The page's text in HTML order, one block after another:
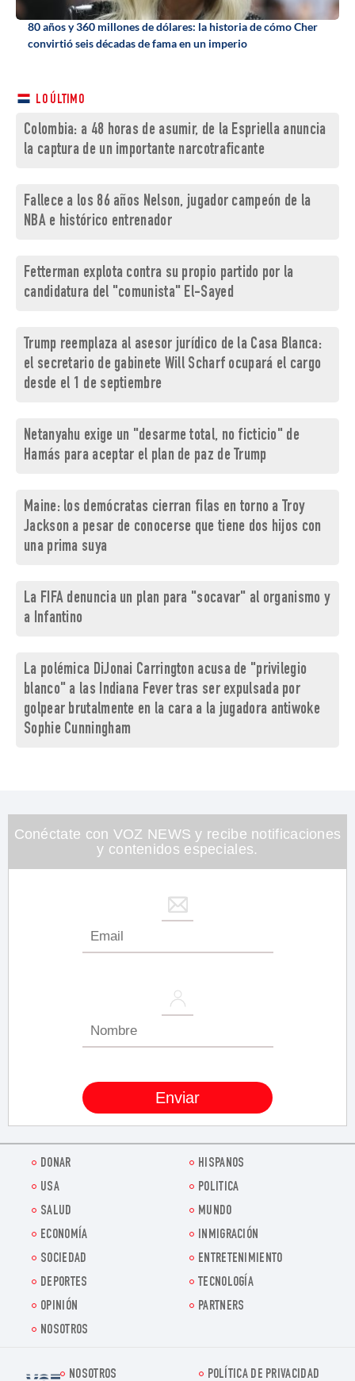
80 años y 360 millones de dólares: la historia de cómo Cher
convirtió seis décadas de fama en un imperio
LO ÚLTIMO
Colombia: a 48 horas de asumir, de la Espriella anuncia
la captura de un importante narcotraficante
Fallece a los 86 años Nelson, jugador campeón de la
NBA e histórico entrenador
Fetterman explota contra su propio partido por la
candidatura del "comunista" El-Sayed
Trump reemplaza al asesor jurídico de la Casa Blanca:
el secretario de gabinete Will Scharf ocupará el cargo
desde el 1 de septiembre
Netanyahu exige un "desarme total, no ficticio" de
Hamás para aceptar el plan de paz de Trump
Maine: los demócratas cierran filas en torno a Troy
Jackson a pesar de conocerse que tiene dos hijos con
una prima suya
La FIFA denuncia un plan para "socavar" al organismo y
a Infantino
La polémica DiJonai Carrington acusa de "privilegio
blanco" a las Indiana Fever tras ser expulsada por
golpear brutalmente en la cara a la jugadora antiwoke
Sophie Cunningham
Conéctate con VOZ NEWS y recibe notificaciones
y contenidos especiales.
DONAR
HISPANOS
USA
POLITICA
SALUD
MUNDO
ECONOMÍA
INMIGRACIÓN
SOCIEDAD
ENTRETENIMIENTO
DEPORTES
TECNOLOGÍA
OPINIÓN
PARTNERS
NOSOTROS
NOSOTROS POLÍTICA DE PRIVACIDAD